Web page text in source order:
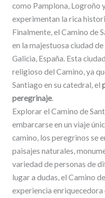
como Pamplona, Logroño
experimentan la rica
Finalmente, el Camino de
en la majestuosa ciudad de
Galicia, España. Esta
religioso del Camino, ya
Santiago en su catedral, el
peregrinaje.
Explorar el Camino de
embarcarse en un viaje
camino, los peregrinos se
paisajes naturales,
variedad de personas de
lugar a dudas, el Camino
experiencia enriquecedora